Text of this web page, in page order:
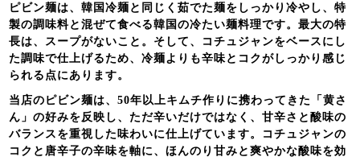
ピビン麺は、韓国冷麺と同じく茹でた麺をしっかり冷やし、特
製の調味料と混ぜて食べる韓国の冷たい麺料理です。最大の特
長は、スープがないこと。そして、コチュジャンをベースにし
た調味で仕上げるため、冷麺よりも辛味とコクがしっかり感じ
られる点にあります。
当店のピビン麺は、50年以上キムチ作りに携わってきた「黄さ
ん」の好みを反映し、ただ辛いだけではなく、甘辛さと酸味の
バランスを重視した味わいに仕上げています。コチュジャンの
コクと唐辛子の辛味を軸に、ほんのり甘みと爽やかな酸味を効